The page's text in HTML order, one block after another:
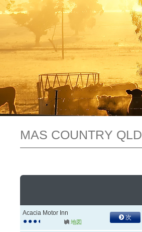
MAS COUNTRY QLD
Acacia Motor Inn
地図
次